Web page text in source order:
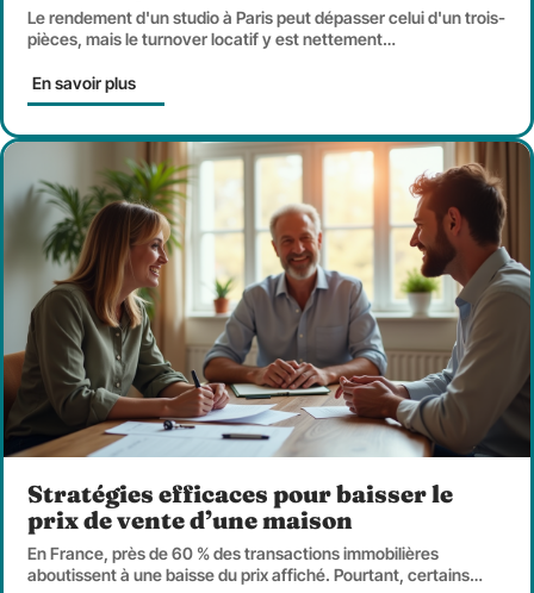
Le rendement d'un studio à Paris peut dépasser celui d'un trois-
pièces, mais le turnover locatif y est nettement…
En savoir plus
Stratégies efficaces pour baisser le
prix de vente d’une maison
En France, près de 60 % des transactions immobilières
aboutissent à une baisse du prix affiché. Pourtant, certains…